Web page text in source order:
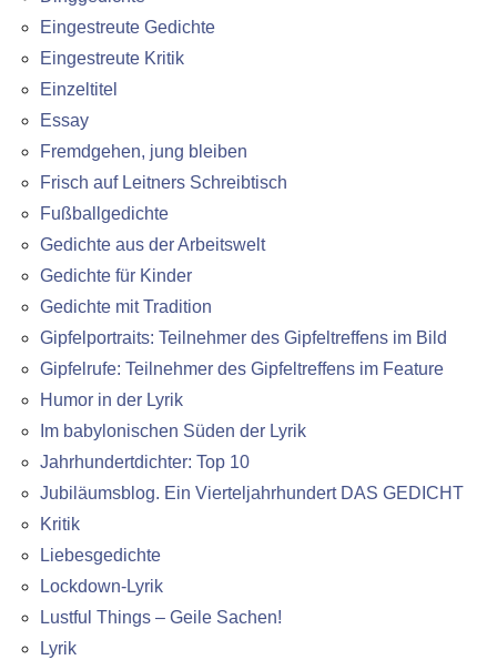
Eingestreute Gedichte
Eingestreute Kritik
Einzeltitel
Essay
Fremdgehen, jung bleiben
Frisch auf Leitners Schreibtisch
Fußballgedichte
Gedichte aus der Arbeitswelt
Gedichte für Kinder
Gedichte mit Tradition
Gipfelportraits: Teilnehmer des Gipfeltreffens im Bild
Gipfelrufe: Teilnehmer des Gipfeltreffens im Feature
Humor in der Lyrik
Im babylonischen Süden der Lyrik
Jahrhundertdichter: Top 10
Jubiläumsblog. Ein Vierteljahrhundert DAS GEDICHT
Kritik
Liebesgedichte
Lockdown-Lyrik
Lustful Things – Geile Sachen!
Lyrik